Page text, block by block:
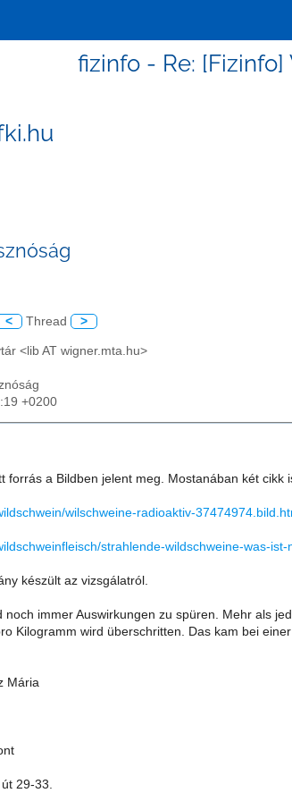
fizinfo - Re:
< Thread >
<lib AT wigner.mta.hu>
+0200
forrás a Bildben jelent meg. Mostanában két cikk
wilschweine-radioaktiv-
strahlende-wildschweine-was-
készült az vizsgálatról.
immer Auswirkungen zu spüren. Mehr als
Kilogramm wird überschritten. Das kam bei
Mária
29-33.